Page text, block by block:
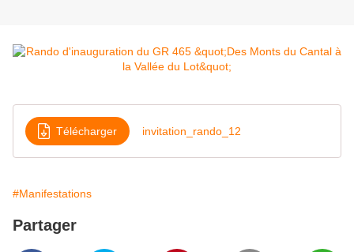
Télécharger invitation_rando_12
#Manifestations
Partager